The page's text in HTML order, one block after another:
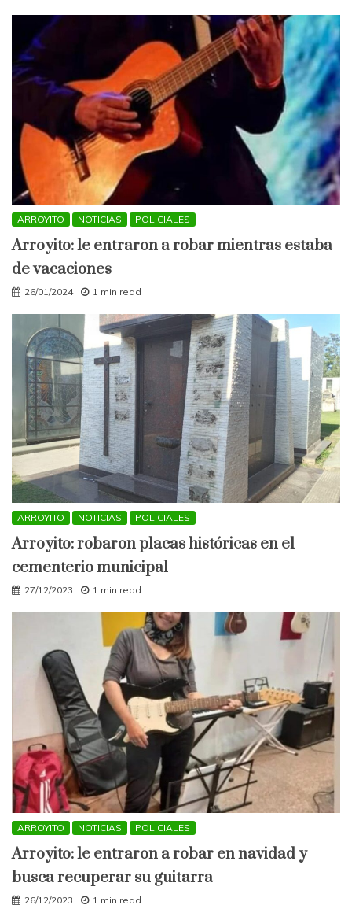
ARROYITO NOTICIAS POLICIALES
Arroyito: le entraron a robar mientras estaba
de vacaciones
26/01/2024 1 min read
ARROYITO NOTICIAS POLICIALES
Arroyito: robaron placas históricas en el
cementerio municipal
27/12/2023 1 min read
ARROYITO NOTICIAS POLICIALES
Arroyito: le entraron a robar en navidad y
busca recuperar su guitarra
26/12/2023 1 min read